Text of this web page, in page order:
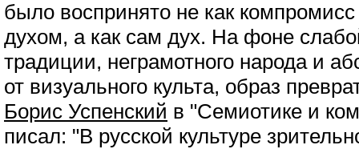
было воспринято не как
духом, а как сам дух. На фоне
традиции, неграмотного народа и
от визуального культа, образ
Борис Успенский в "Семиотике и
писал: "В русской культуре